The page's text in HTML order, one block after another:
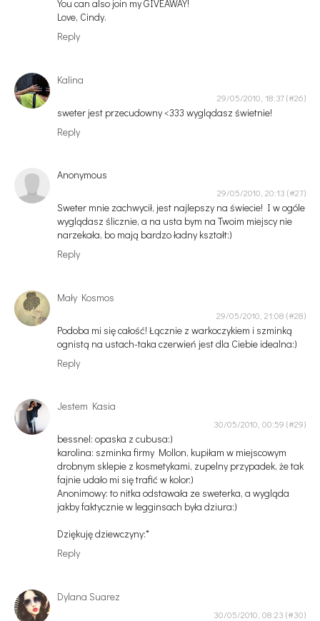
You can also join my GIVEAWAY!
Love, Cindy.
Reply
Kalina
29/05/2010, 18:37
sweter jest przecudowny <333 wyglądasz świetnie!
Reply
Anonymous
29/05/2010, 20:13
Sweter mnie zachwycił, jest najlepszy na świecie! I w ogóle
wyglądasz ślicznie, a na usta bym na Twoim miejscy nie
narzekała, bo mają bardzo ładny kształt:)
Reply
Mały Kosmos
29/05/2010, 21:08
Podoba mi się całość! Łącznie z warkoczykiem i szminką
ognistą na ustach-taka czerwień jest dla Ciebie idealna:)
Reply
Jestem Kasia
30/05/2010, 00:59
bessnel: opaska z cubusa:)
karolina: szminka firmy Mollon, kupiłam w miejscowym
drobnym sklepie z kosmetykami, zupelny przypadek, że tak
fajnie udało mi się trafić w kolor:)
Anonimowy: to nitka odstawała ze sweterka, a wygląda
jakby faktycznie w legginsach była dziura:)
Dziękuję dziewczyny:*
Reply
Dylana Suarez
30/05/2010, 08:23